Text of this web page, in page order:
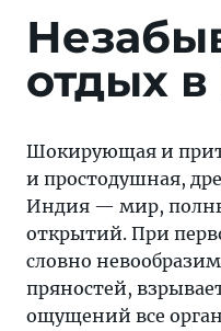
отдых
Шокирующая и
и простодушная,
Индия — мир,
открытий. При
словно
пряностей,
ощущений все